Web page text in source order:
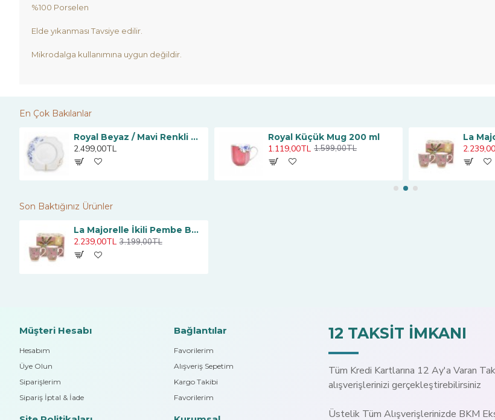
%100 Porselen
Elde yıkanması Tavsiye edilir.
Mikrodalga kullanımına uygun değildir.
En Çok Bakılanlar
Royal Beyaz / Mavi Renkli Kahvaltı Tabağı 23.5
2.499,00TL
Royal Küçük Mug 200 ml
1.119,00TL 1.599,00TL
Son Baktığınız Ürünler
La Majorelle İkili Pembe Büyük Mug Seti 350 ml.
2.239,00TL 3.199,00TL
Müşteri Hesabı
Hesabım
Üye Olun
Siparişlerim
Sipariş İptal & İade
Bağlantılar
Favorilerim
Alışveriş Sepetim
Kargo Takibi
Favorilerim
12 TAKSİT İMKANI
Tüm Kredi Kartlarına 12 Ay'a Varan
alışverişlerinizi gerçekleştirebilirsiniz
Üstelik Tüm Alışverişlerinizde BKM